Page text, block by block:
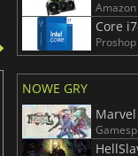
Amazon
Core
Proshop
NOWE GRY